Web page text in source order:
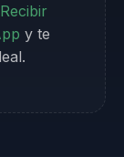
Recibir
y te